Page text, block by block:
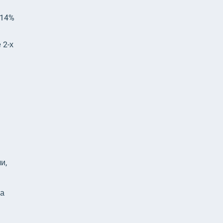
2-х